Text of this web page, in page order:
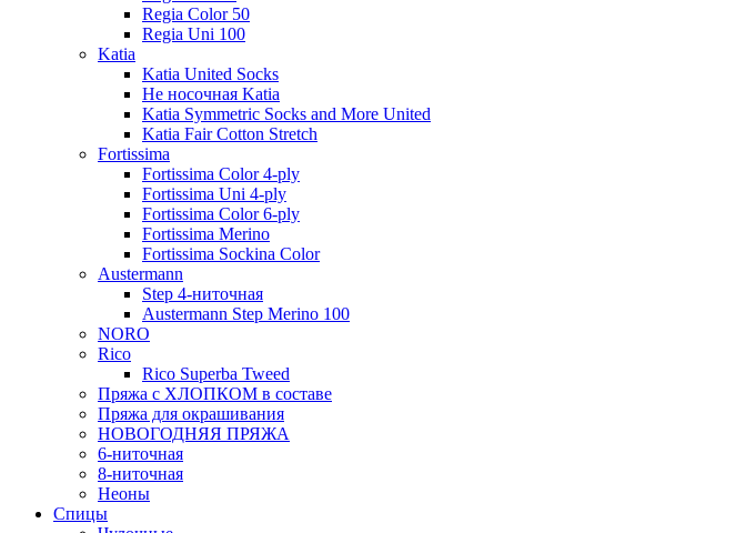
Regia Color 50
Regia Uni 100
Katia
Katia United Socks
Не носочная Katia
Katia Symmetric Socks and More United
Katia Fair Cotton Stretch
Fortissima
Fortissima Color 4-ply
Fortissima Uni 4-ply
Fortissima Color 6-ply
Fortissima Merino
Fortissima Sockina Color
Austermann
Step 4-ниточная
Austermann Step Merino 100
NORO
Rico
Rico Superba Tweed
Пряжа с ХЛОПКОМ в составе
Пряжа для окрашивания
НОВОГОДНЯЯ ПРЯЖА
6-ниточная
8-ниточная
Неоны
Спицы